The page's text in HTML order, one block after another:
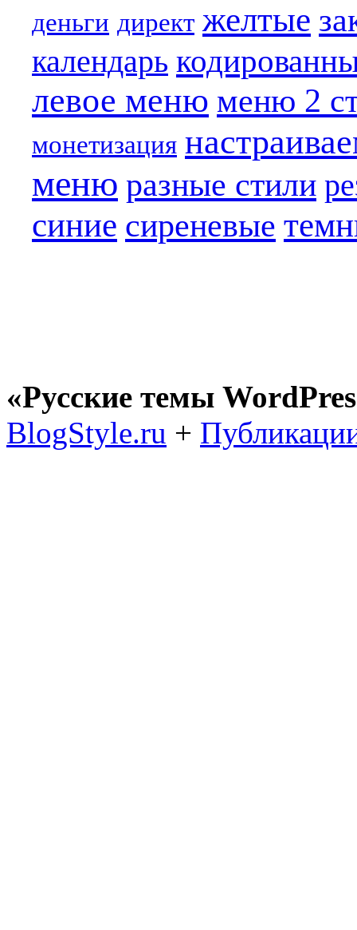
деньги директ желтые
календарь
левое меню меню 2
монетизация
меню разные стили
синие сиреневые
«Русские темы
BlogStyle.ru +